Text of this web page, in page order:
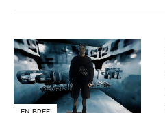
EN BREF